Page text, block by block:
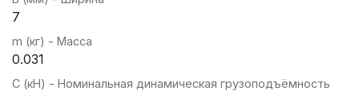
7
m (кг) - Масса
0.031
C (кН) - Номинальная динамическая грузоподъёмность